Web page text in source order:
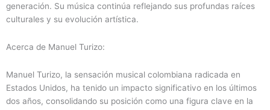
generación. Su música continúa reflejando sus profundas raíces
culturales y su evolución artística.
Acerca de Manuel Turizo:
Manuel Turizo, la sensación musical colombiana radicada en
Estados Unidos, ha tenido un impacto significativo en los últimos
dos años, consolidando su posición como una figura clave en la